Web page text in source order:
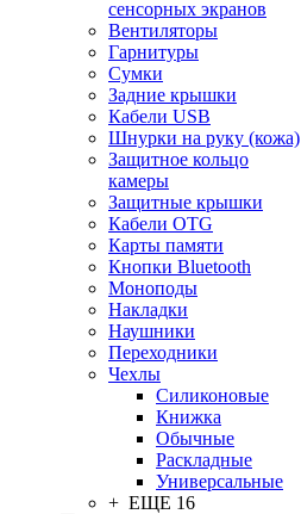
сенсорных экранов
Вентиляторы
Гарнитуры
Сумки
Задние крышки
Кабели USB
Шнурки на руку (кожа)
Защитное кольцо
камеры
Защитные крышки
Кабели OTG
Карты памяти
Кнопки Bluetooth
Моноподы
Накладки
Наушники
Переходники
Чехлы
Силиконовые
Книжка
Обычные
Раскладные
Универсальные
+ ЕЩЕ 16